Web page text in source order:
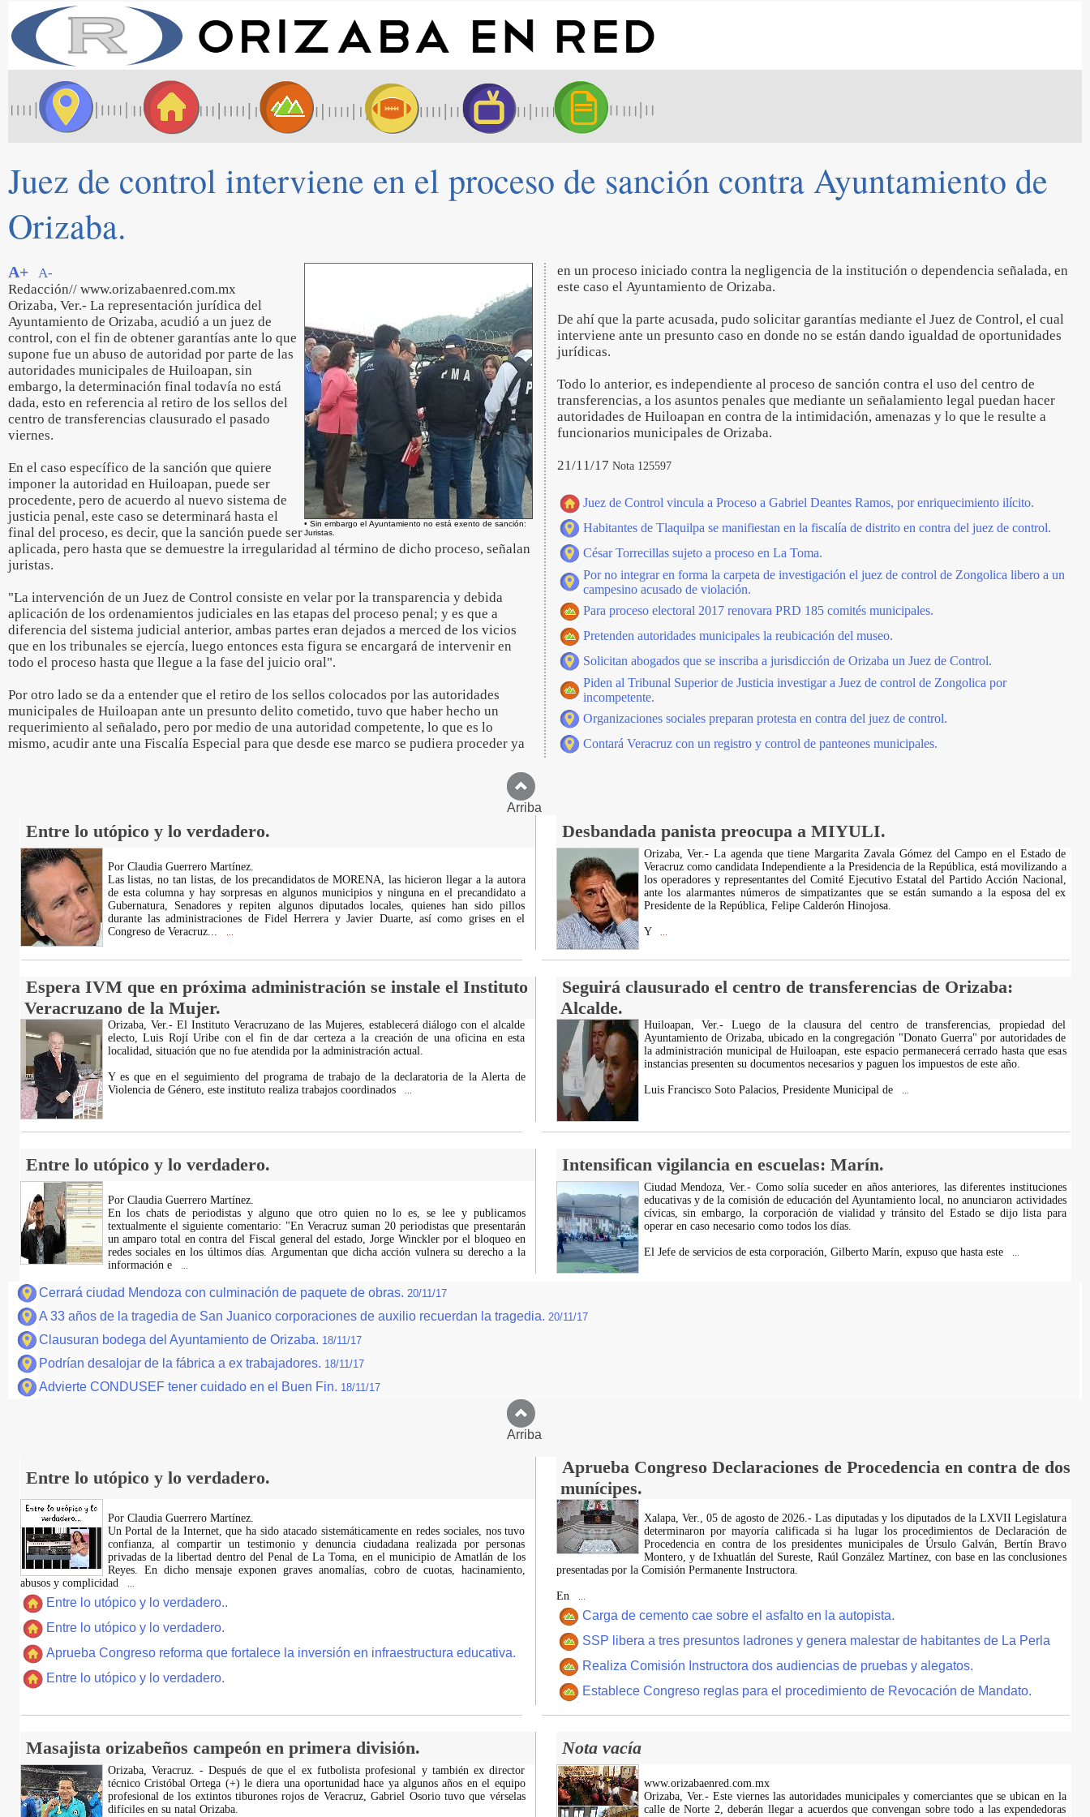
Juez de control interviene en el proceso de sanción contra Ayuntamiento de
Orizaba.
• Sin embargo el Ayuntamiento no está exento de sanción:
Juristas.
A+
A-
Redacción// www.orizabaenred.com.mx
Orizaba, Ver.- La representación jurídica del
Ayuntamiento de Orizaba, acudió a un juez de
control, con el fin de obtener garantías ante lo que
supone fue un abuso de autoridad por parte de las
autoridades municipales de Huiloapan, sin
embargo, la determinación final todavía no está
dada, esto en referencia al retiro de los sellos del
centro de transferencias clausurado el pasado
viernes.
En el caso específico de la sanción que quiere
imponer la autoridad en Huiloapan, puede ser
procedente, pero de acuerdo al nuevo sistema de
justicia penal, este caso se determinará hasta el
final del proceso, es decir, que la sanción puede ser
aplicada, pero hasta que se demuestre la irregularidad al término de dicho proceso, señalan
juristas.
"La intervención de un Juez de Control consiste en velar por la transparencia y debida
aplicación de los ordenamientos judiciales en las etapas del proceso penal; y es que a
diferencia del sistema judicial anterior, ambas partes eran dejados a merced de los vicios
que en los tribunales se ejercía, luego entonces esta figura se encargará de intervenir en
todo el proceso hasta que llegue a la fase del juicio oral".
Por otro lado se da a entender que el retiro de los sellos colocados por las autoridades
municipales de Huiloapan ante un presunto delito cometido, tuvo que haber hecho un
requerimiento al señalado, pero por medio de una autoridad competente, lo que es lo
mismo, acudir ante una Fiscalía Especial para que desde ese marco se pudiera proceder ya
en un proceso iniciado contra la negligencia de la institución o dependencia señalada, en
este caso el Ayuntamiento de Orizaba.
De ahí que la parte acusada, pudo solicitar garantías mediante el Juez de Control, el cual
interviene ante un presunto caso en donde no se están dando igualdad de oportunidades
jurídicas.
Todo lo anterior, es independiente al proceso de sanción contra el uso del centro de
transferencias, a los asuntos penales que mediante un señalamiento legal puedan hacer
autoridades de Huiloapan en contra de la intimidación, amenazas y lo que le resulte a
funcionarios municipales de Orizaba.
21/11/17 Nota 125597
Juez de Control vincula a Proceso a Gabriel Deantes Ramos, por enriquecimiento ilícito.
Habitantes de Tlaquilpa se manifiestan en la fiscalía de distrito en contra del juez de control.
César Torrecillas sujeto a proceso en La Toma.
Por no integrar en forma la carpeta de investigación el juez de control de Zongolica libero a un
campesino acusado de violación.
Para proceso electoral 2017 renovara PRD 185 comités municipales.
Pretenden autoridades municipales la reubicación del museo.
Solicitan abogados que se inscriba a jurisdicción de Orizaba un Juez de Control.
Piden al Tribunal Superior de Justicia investigar a Juez de control de Zongolica por
incompetente.
Organizaciones sociales preparan protesta en contra del juez de control.
Contará Veracruz con un registro y control de panteones municipales.
Arriba
Entre lo utópico y lo verdadero. Desbandada panista preocupa a MIYULI.
Por Claudia Guerrero Martínez.
Las listas, no tan listas, de los precandidatos de MORENA, las hicieron llegar a la autora
de esta columna y hay sorpresas en algunos municipios y ninguna en el precandidato a
Gubernatura, Senadores y repiten algunos diputados locales, quienes han sido pillos
durante las administraciones de Fidel Herrera y Javier Duarte, así como grises en el
Congreso de Veracruz...
Orizaba, Ver.- La agenda que tiene Margarita Zavala Gómez del Campo en el Estado de
Veracruz como candidata Independiente a la Presidencia de la República, está movilizando a
los operadores y representantes del Comité Ejecutivo Estatal del Partido Acción Nacional,
ante los alarmantes números de simpatizantes que se están sumando a la esposa del ex
Presidente de la República, Felipe Calderón Hinojosa.
Y
Espera IVM que en próxima administración se instale el Instituto
Veracruzano de la Mujer.
Seguirá clausurado el centro de transferencias de Orizaba:
Alcalde.
Orizaba, Ver.- El Instituto Veracruzano de las Mujeres, establecerá diálogo con el alcalde
electo, Luis Rojí Uribe con el fin de dar certeza a la creación de una oficina en esta
localidad, situación que no fue atendida por la administración actual.
Y es que en el seguimiento del programa de trabajo de la declaratoria de la Alerta de
Violencia de Género, este instituto realiza trabajos coordinados
Huiloapan, Ver.- Luego de la clausura del centro de transferencias, propiedad del
Ayuntamiento de Orizaba, ubicado en la congregación "Donato Guerra" por autoridades de
la administración municipal de Huiloapan, este espacio permanecerá cerrado hasta que esas
instancias presenten su documentos necesarios y paguen los impuestos de este año.
Luis Francisco Soto Palacios, Presidente Municipal de
Entre lo utópico y lo verdadero. Intensifican vigilancia en escuelas: Marín.
Por Claudia Guerrero Martínez.
En los chats de periodistas y alguno que otro quien no lo es, se lee y publicamos
textualmente el siguiente comentario: "En Veracruz suman 20 periodistas que presentarán
un amparo total en contra del Fiscal general del estado, Jorge Winckler por el bloqueo en
redes sociales en los últimos días. Argumentan que dicha acción vulnera su derecho a la
información e
Ciudad Mendoza, Ver.- Como solía suceder en años anteriores, las diferentes instituciones
educativas y de la comisión de educación del Ayuntamiento local, no anunciaron actividades
cívicas, sin embargo, la corporación de vialidad y tránsito del Estado se dijo lista para
operar en caso necesario como todos los días.
El Jefe de servicios de esta corporación, Gilberto Marín, expuso que hasta este
Cerrará ciudad Mendoza con culminación de paquete de obras. 20/11/17
A 33 años de la tragedia de San Juanico corporaciones de auxilio recuerdan la tragedia. 20/11/17
Clausuran bodega del Ayuntamiento de Orizaba. 18/11/17
Podrían desalojar de la fábrica a ex trabajadores. 18/11/17
Advierte CONDUSEF tener cuidado en el Buen Fin. 18/11/17
Arriba
Entre lo utópico y lo verdadero.
Aprueba Congreso Declaraciones de Procedencia en contra de dos
munícipes.
Por Claudia Guerrero Martínez.
​Un Portal de la Internet, que ha sido atacado sistemáticamente en redes sociales, nos tuvo
confianza, al compartir un testimonio y denuncia ciudadana realizada por personas
privadas de la libertad dentro del Penal de La Toma, en el municipio de Amatlán de los
Reyes. En dicho mensaje exponen graves anomalías, cobro de cuotas, hacinamiento,
abusos y complicidad
Entre lo utópico y lo verdadero..
Entre lo utópico y lo verdadero.
Aprueba Congreso reforma que fortalece la inversión en infraestructura educativa.
Entre lo utópico y lo verdadero.
Xalapa, Ver., 05 de agosto de 2026.- Las diputadas y los diputados de la LXVII Legislatura
determinaron por mayoría calificada si ha lugar los procedimientos de Declaración de
Procedencia en contra de los presidentes municipales de Úrsulo Galván, Bertín Bravo
Montero, y de Ixhuatlán del Sureste, Raúl González Martínez, con base en las conclusiones
presentadas por la Comisión Permanente Instructora.
En
Carga de cemento cae sobre el asfalto en la autopista.
SSP libera a tres presuntos ladrones y genera malestar de habitantes de La Perla
Realiza Comisión Instructora dos audiencias de pruebas y alegatos.
Establece Congreso reglas para el procedimiento de Revocación de Mandato.
Masajista orizabeños campeón en primera división. Nota vacía
Orizaba, Veracruz. - Después de que el ex futbolista profesional y también ex director
técnico Cristóbal Ortega (+) le diera una oportunidad hace ya algunos años en el equipo
profesional de los extintos tiburones rojos de Veracruz, Gabriel Osorio tuvo que vérselas
difíciles en su natal Orizaba.
www.orizabaenred.com.mx
Orizaba, Ver.- Este viernes las autoridades municipales y comerciantes que se ubican en la
calle de Norte 2, deberán llegar a acuerdos que convengan sobre todo a las expendedoras